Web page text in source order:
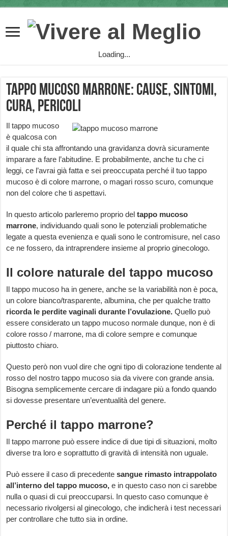
Loading...
Tappo Mucoso marrone: cause, sintomi,
cura, pericoli
Il tappo mucoso
è qualcosa con
il quale chi sta affrontando una gravidanza dovrà sicuramente
imparare a fare l’abitudine. E probabilmente, anche tu che ci
leggi, ce l’avrai già fatta e sei preoccupata perché il tuo tappo
mucoso è di colore marrone, o magari rosso scuro, comunque
non del colore che ti aspettavi.
In questo articolo parleremo proprio deltappo mucoso
marrone, individuando quali sono le potenziali problematiche
legate a questa evenienza e quali sono le contromisure, nel caso
ce ne fossero, da intraprendere insieme al proprio ginecologo.
Il colore naturale del tappo mucoso
Il tappo mucoso ha in genere, anche se la variabilità non è poca,
un colore bianco/trasparente, albumina, che per qualche tratto
ricorda le perdite vaginali durante l’ovulazione. Quello può
essere considerato un tappo mucoso normale dunque, non è di
colore rosso / marrone, ma di colore sempre e comunque
piuttosto chiaro.
Questo però non vuol dire che ogni tipo di colorazione tendente al
rosso del nostro tappo mucoso sia da vivere con grande ansia.
Bisogna semplicemente cercare di indagare più a fondo quando
si dovesse presentare un’eventualità del genere.
Perché il tappo marrone?
Il tappo marrone può essere indice di due tipi di situazioni, molto
diverse tra loro e soprattutto di gravità di intensità non uguale.
Può essere il caso di precedentesangue rimasto intrappolato
all’interno del tappo mucoso, e in questo caso non ci sarebbe
nulla o quasi di cui preoccuparsi. In questo caso comunque è
necessario rivolgersi al ginecologo, che indicherà i test necessari
per controllare che tutto sia in ordine.